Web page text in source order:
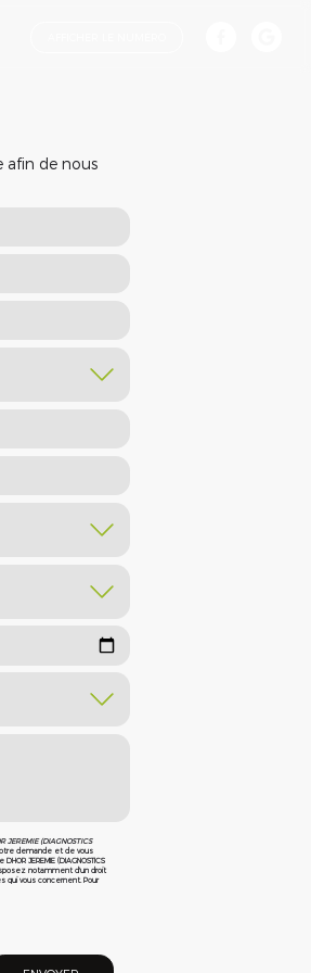
afin de nous
JEREMIE (DIAGNOSTICS
demande et de vous
JEREMIE (DIAGNOSTICS
notamment d'un droit
qui vous concernent. Pour